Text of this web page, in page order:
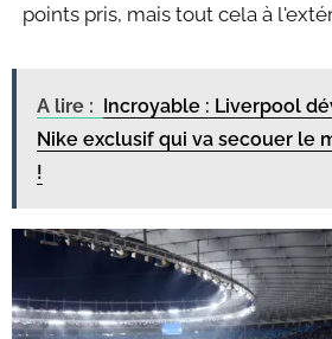
points pris, mais tout cela à
A lire :
Incroyable : Liverpool
Nike exclusif qui va secouer le
!